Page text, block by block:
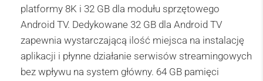
platformy 8K i 32 GB dla modułu sprzętowego
Android TV. Dedykowane 32 GB dla Android TV
zapewnia wystarczającą ilość miejsca na instalację
aplikacji i płynne działanie serwisów streamingowych
bez wpływu na system główny. 64 GB pamięci